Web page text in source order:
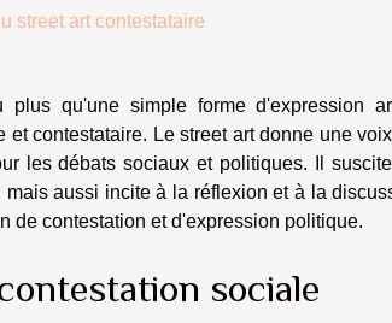
street art contestataire
qu'une simple forme d'expression
contestataire. Le street art donne une
les débats sociaux et politiques. Il
aussi incite à la réflexion et à la
de contestation et d'expression politique.
sociale